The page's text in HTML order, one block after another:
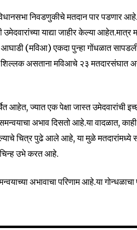
of
and be part
email address on our website or
worry, we respect your privacy and
निवडणुकीचे मतदान पार पडणार
याद्या जाहीर केल्या आहेत.मात्र
आघाडी (मविआ) एकदा पुन्हा गोंधळात
असताना मविआचे २३ मतदारसंघात
आहेत, ज्यात एक पेक्षा जास्त उमेदवारांची
अभाव दिसतो आहे.या वादळात, काही
चित्र पुढे आले आहे, या मुळे मतदारांमध्ये
उभे करत आहे.
अभावाचा परिणाम आहे.या